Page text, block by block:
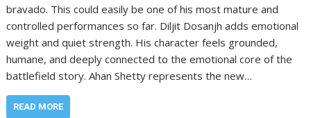
bravado. This could easily be one of his most mature and
controlled performances so far. Diljit Dosanjh adds emotional
weight and quiet strength. His character feels grounded,
humane, and deeply connected to the emotional core of the
battlefield story. Ahan Shetty represents the new…
READ MORE